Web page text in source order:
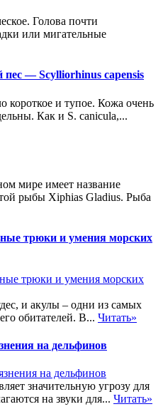
Голова почти
или мигательные
— Scylliorhinus capensis
короткое и тупое. Кожа очень
Как и S. canicula,...
мире имеет название
рыбы Xiphias Gladius. Рыба
трюки и умения морских
и акулы – одни из самых
обитателей. В... Читать»
на дельфинов
значительную угрозу для
на звуки для... Читать»